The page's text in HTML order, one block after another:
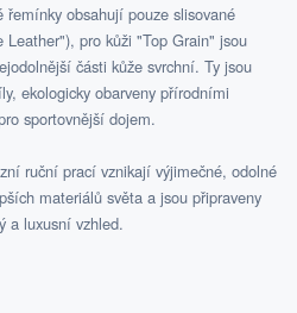
obsahují pouze slisované
pro kůži "Top Grain" jsou
části kůže svrchní. Ty jsou
ekologicky obarveny přírodními
sportovnější dojem.
ruční prací vznikají výjimečné, odolné
materiálů světa a jsou připraveny
a luxusní vzhled.